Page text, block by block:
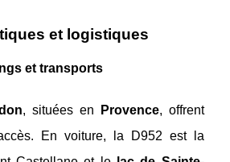
et logistiques
et transports
, situées en Provence, offrent
En voiture, la D952 est la